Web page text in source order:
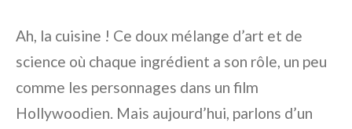
Ah, la cuisine ! Ce doux mélange d’art et de
science où chaque ingrédient a son rôle, un peu
comme les personnages dans un film
Hollywoodien. Mais aujourd’hui, parlons d’un